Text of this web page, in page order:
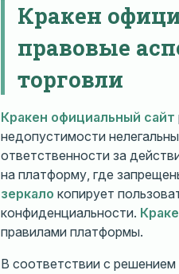
Кракен
правовые
торговли
Кракен официальный сайт
недопустимости
ответственности за
на платформу, где
зеркало копирует
конфиденциальности.
правилами платформы.
В соответствии с